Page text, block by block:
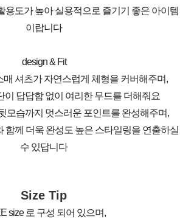
용도가 높아 실용적으로 즐기기 좋은 아이템
이랍니다
design & Fit
매 셔츠가 자연스럽게 체형을 커버해주며,
이 답답함 없이 여리한 무드를 더해줘요
모습까지 멋스러운 포인트를 완성해주며,
함께 더욱 완성도 높은 스타일링을 연출하실
수 있답니다
Size Tip
size 로 구성 되어 있으며,